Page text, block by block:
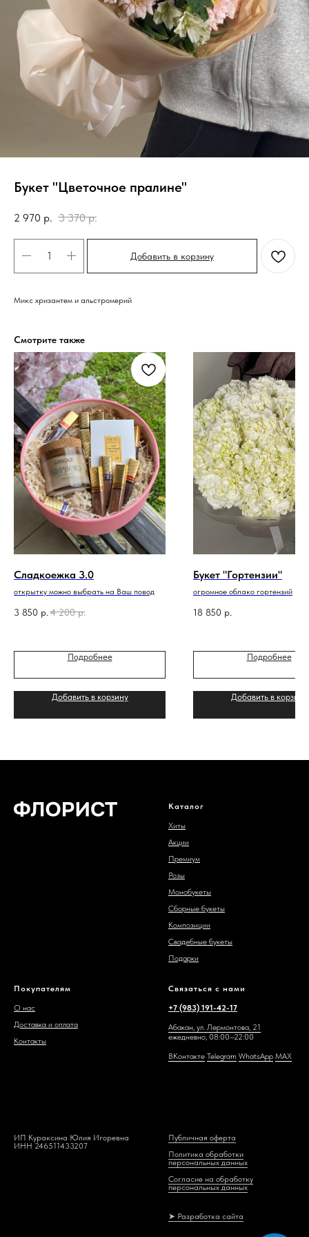
Букет "Цветочное пралине"
2 970 р. 3 370 р.
Добавить в корзину
Микс хризантем и альстромерий
Смотрите также
Сладкоежка 3.0
открытку можно выбрать на Ваш повод
3 850 р. 4 200 р.
Подробнее
Добавить в корзину
Букет "Гортензии"
огромное облако гортензий
18 850 р.
Подробнее
Добавить в корзину
Каталог
Хиты
Акции
Премиум
Розы
Монобукеты
Сборные букеты
Композиции
Свадебные букеты
Подарки
Покупателям
О нас
Доставка и оплата
Контакты
Связаться с нами
+7 (983) 191-42-17
Абакан, ул. Лермонтова, 21
ежедневно, 08:00–22:00
ВКонтакте Telegram WhatsApp MAX
ИП Кураксина Юлия Игоревна
ИНН 246511433207
Публичная оферта
Политика обработки
персональных данных
Согласие на обработку
персональных данных
➤ Разработка сайта